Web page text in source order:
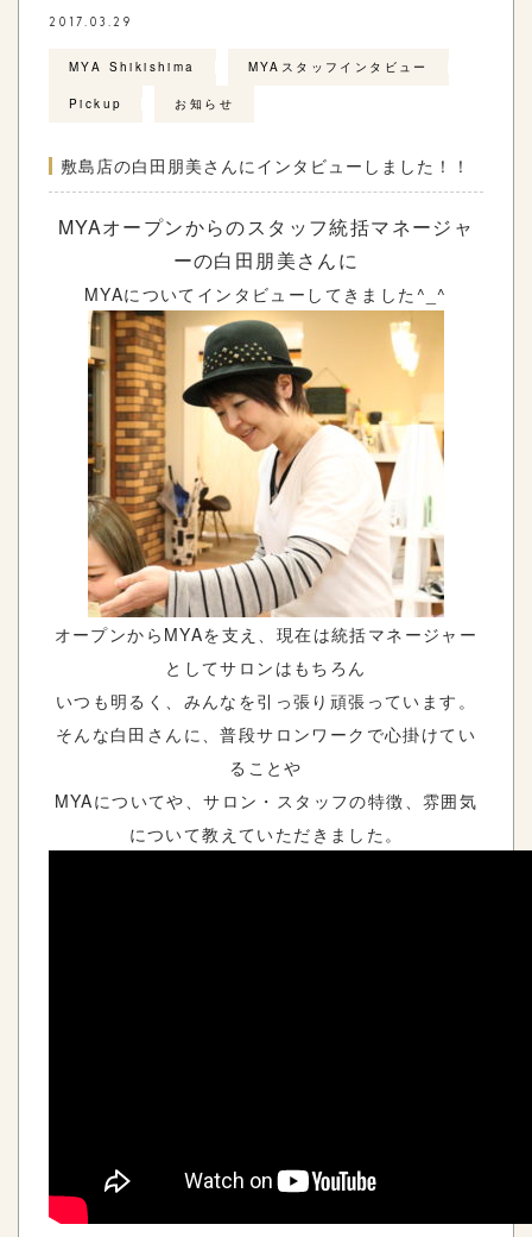
2017.03.29
MYA Shikishima MYAスタッフインタビュー
Pickup お知らせ
敷島店の白田朋美さんにインタビューしました！！
MYAオープンからのスタッフ統括マネージャ
ーの白田朋美さんに
MYAについてインタビューしてきました^_^
オープンからMYAを支え、現在は統括マネージャー
としてサロンはもちろん
いつも明るく、みんなを引っ張り頑張っています。
そんな白田さんに、普段サロンワークで心掛けてい
ることや
MYAについてや、サロン・スタッフの特徴、雰囲気
について教えていただきました。